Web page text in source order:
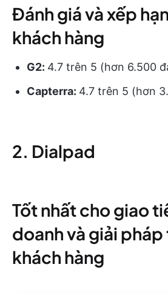
Đánh giá và xếp
khách hàng
G2: 4.7 trên 5 (hơn 6.500
Capterra: 4.7 trên 5 (hơn
2. Dialpad
Tốt nhất cho giao
doanh và giải
khách hàng